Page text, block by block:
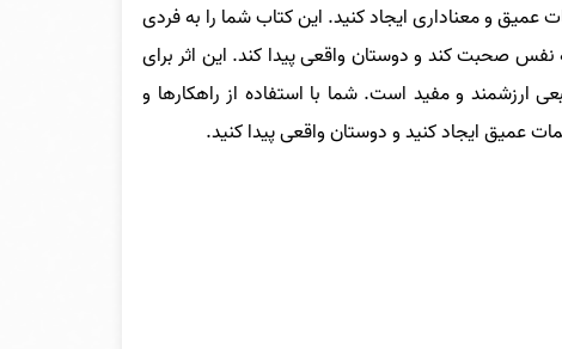
عمیق و معناداری ایجاد کنید. این کتاب شما را به فردی
نفس صحبت کند و دوستان واقعی پیدا کند. این اثر برای
ارزشمند و مفید است. شما با استفاده از راهکارها و
عمیق ایجاد کنید و دوستان واقعی پیدا کنید.